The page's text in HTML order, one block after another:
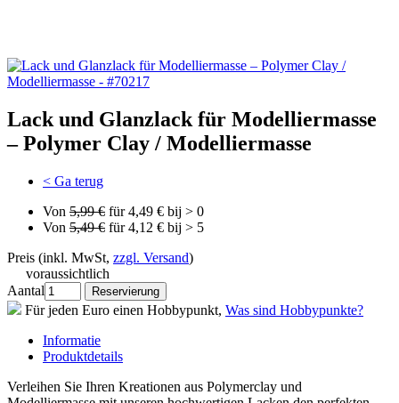
Lack und Glanzlack für Modelliermasse
– Polymer Clay / Modelliermasse
< Ga terug
Von 5,99 € für 4,49 € bij > 0
Von 5,49 € für 4,12 € bij > 5
Preis (inkl. MwSt, zzgl. Versand)
voraussichtlich
Aantal
Für jeden Euro einen Hobbypunkt, Was sind Hobbypunkte?
Informatie
Produktdetails
Verleihen Sie Ihren Kreationen aus Polymerclay und